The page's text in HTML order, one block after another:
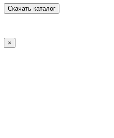
Детские столики и скамьи
Теневые навесы и сцены
Скачать каталог
×